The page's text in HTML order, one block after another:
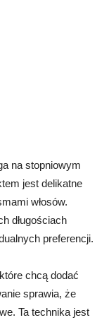
na stopniowym
jest delikatne
włosów.
długościach
preferencji.
chcą dodać
sprawia, że
Ta technika jest